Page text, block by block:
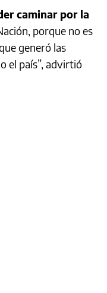
caminar por la
porque no es
generó las
el país”, advirtió